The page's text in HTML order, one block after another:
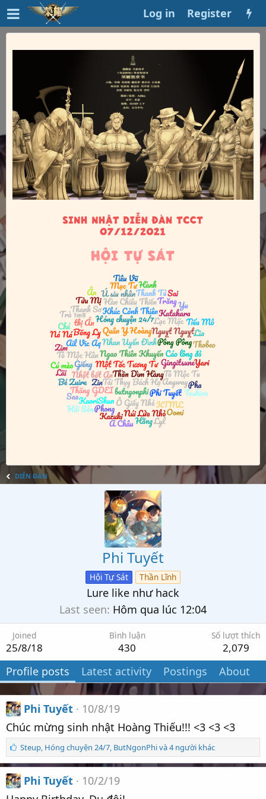
Log in Register
DIỄN ĐÀN
Phi Tuyết
Hội Tự Sát Thần Lĩnh
Lure like như hack
Last seen Hôm qua lúc 12:04
Joined
25/8/18
Bình luận
430
Số lượt thích
2,079
Profile posts Latest activity Postings About
Phi Tuyết
10/8/19
Chúc mừng sinh nhật Hoàng Thiếu!!! <3 <3 <3
S
ố
l
ư
ợ
Steup, Hóng chuyện 24/7, ButNgonPhi và 4 người khác
Phi Tuyết
10/2/19